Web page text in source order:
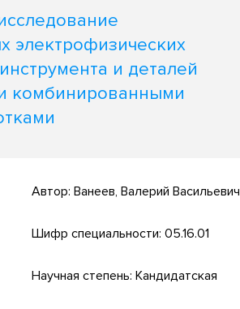
электрофизических
и деталей
комбинированными
Автор: Ванеев, Валерий Васильевич
Шифр специальности: 05.16.01
Научная степень: Кандидатская